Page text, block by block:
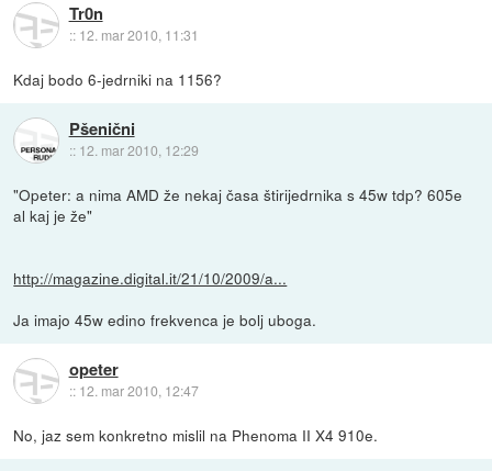
Tr0n
:: 12. mar 2010, 11:31
Kdaj bodo 6-jedrniki na 1156?
Pšenični
:: 12. mar 2010, 12:29
"Opeter: a nima AMD že nekaj časa štirijedrnika s 45w tdp? 605e
al kaj je že"
http://magazine.digital.it/21/10/2009/a...
Ja imajo 45w edino frekvenca je bolj uboga.
opeter
:: 12. mar 2010, 12:47
No, jaz sem konkretno mislil na Phenoma II X4 910e.